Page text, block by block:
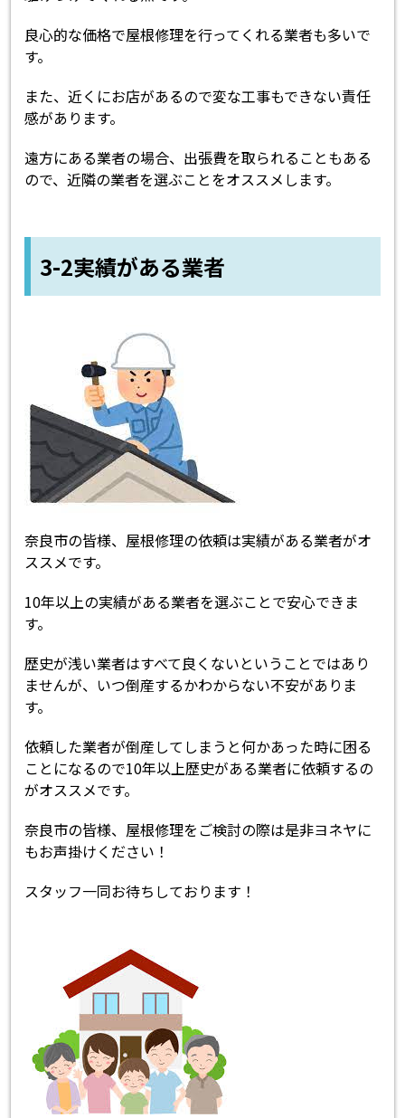
良心的な価格で屋根修理を行ってくれる業者も多いで
す。
また、近くにお店があるので変な工事もできない責任
感があります。
遠方にある業者の場合、出張費を取られることもある
ので、近隣の業者を選ぶことをオススメします。
3-2実績がある業者
奈良市の皆様、屋根修理の依頼は実績がある業者がオ
ススメです。
10年以上の実績がある業者を選ぶことで安心できま
す。
歴史が浅い業者はすべて良くないということではあり
ませんが、いつ倒産するかわからない不安がありま
す。
依頼した業者が倒産してしまうと何かあった時に困る
ことになるので10年以上歴史がある業者に依頼するの
がオススメです。
奈良市の皆様、屋根修理をご検討の際は是非ヨネヤに
もお声掛けください！
スタッフ一同お待ちしております！